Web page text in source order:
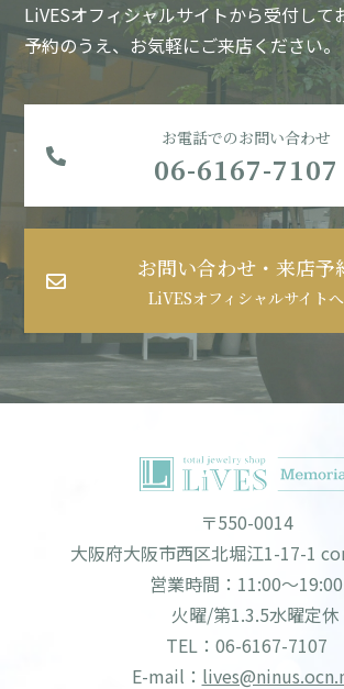
LiVESオフィシャルサイトから受付して
予約のうえ、お気軽にご来店ください。
お電話でのお問い合わせ
06-6167-7107
お問い合わせ・来店予
LiVESオフィシャルサイトへ
〒550-0014
大阪府大阪市西区北堀江1-17-1
営業時間：11:00～19:00
火曜/第1.3.5水曜定休
TEL：06-6167-7107
E-mail：